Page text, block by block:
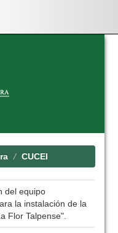
CUCEI
del equipo
la instalación de la
Flor Talpense".